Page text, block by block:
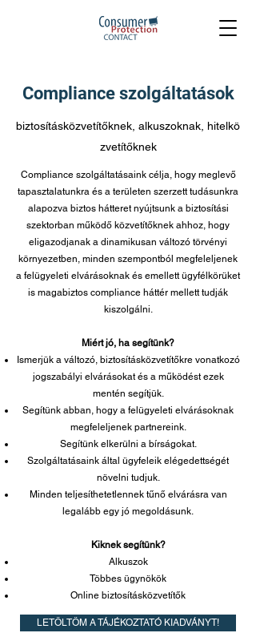
Compliance szolgáltatások
biztosításközvetítőknek, alkuszoknak, hitelkö
zvetítőknek
Compliance szolgáltatásaink célja, hogy meglevő
tapasztalatunkra és a területen szerzett tudásunkra
alapozva biztos hátteret nyújtsunk a biztosítási
szektorban működő közvetítőknek ahhoz, hogy
eligazodjanak a dinamikusan változó törvényi
környezetben, minden szempontból megfeleljenek
a felügyeleti elvárásoknak és emellett ügyfélkörüket
is magabiztos compliance háttér mellett tudják
kiszolgálni.
Miért jó, ha segítünk?
Ismerjük a változó, biztosításközvetítőkre vonatkozó
jogszabályi elvárásokat és a működést ezek
mentén segítjük.
Segítünk abban, hogy a felügyeleti elvárásoknak
megfeleljenek partnereink.
Segítünk elkerülni a bírságokat.
Szolgáltatásaink által ügyfeleik elégedettségét
növelni tudjuk.
Minden teljesíthetetlennek tűnő elvárásra van
legalább egy jó megoldásunk.
Kiknek segítünk?
Alkuszok
Többes ügynökök
Online biztosításközvetítők
LETÖLTÖM A TÁJÉKOZTATÓ KIADVÁNYT!